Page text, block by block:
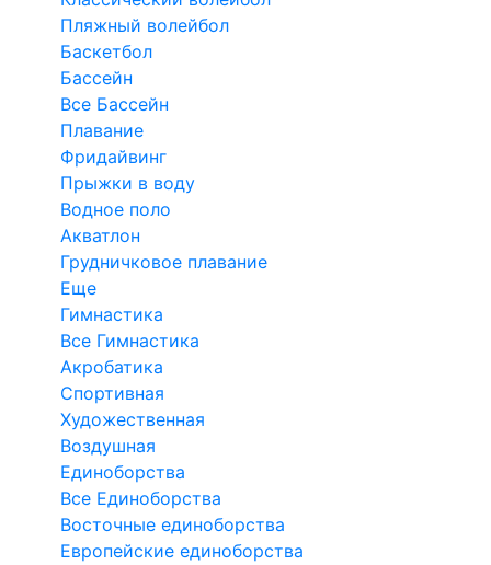
Пляжный волейбол
Баскетбол
Бассейн
Все Бассейн
Плавание
Фридайвинг
Прыжки в воду
Водное поло
Акватлон
Грудничковое плавание
Еще
Гимнастика
Все Гимнастика
Акробатика
Спортивная
Художественная
Воздушная
Единоборства
Все Единоборства
Восточные единоборства
Европейские единоборства